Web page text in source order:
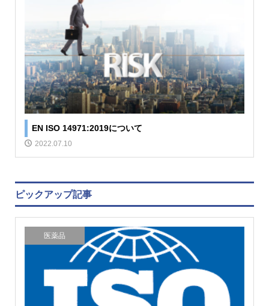
EN ISO 14971:2019について
2022.07.10
ピックアップ記事
医薬品